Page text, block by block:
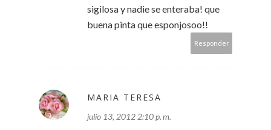
sigilosa y nadie se enteraba! que
buena pinta que esponjosoo!!
Responder
MARIA TERESA
julio 13, 2012 2:10 p. m.